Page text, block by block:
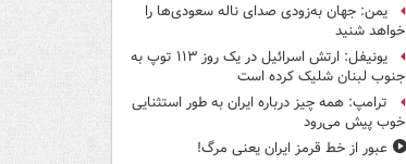
یمن: جهان به‌زودی صدای ناله سعودی‌ها را
خواهد شنید
یونیفل: ارتش اسرائیل در یک روز ۱۱۳ توپ به
جنوب لبنان شلیک کرده است
ترامپ: همه چیز درباره ایران به طور استثنایی
خوب پیش می‌رود
عبور از خط قرمز ایران یعنی مرگ!